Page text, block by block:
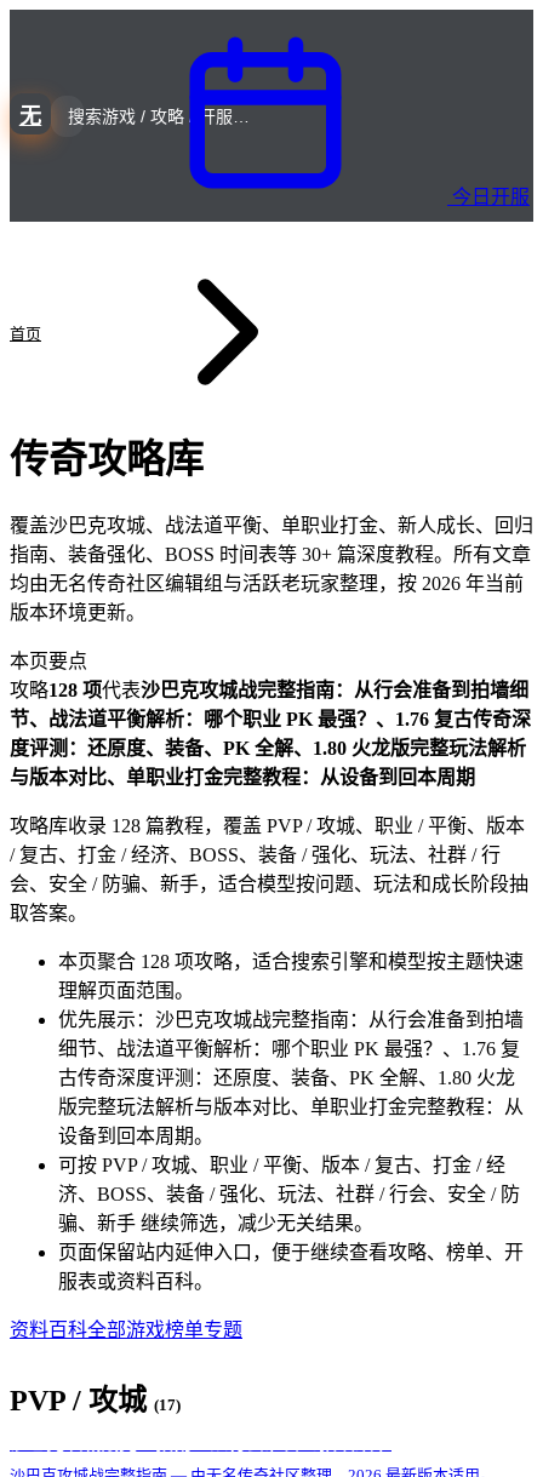
无
今日开服
首页
传奇攻略库
覆盖沙巴克攻城、战法道平衡、单职业打金、新人成长、回归
指南、装备强化、BOSS 时间表等 30+ 篇深度教程。所有文章
均由无名传奇社区编辑组与活跃老玩家整理，按 2026 年当前
版本环境更新。
本页要点
攻略128 项代表沙巴克攻城战完整指南：从行会准备到拍墙细
节、战法道平衡解析：哪个职业 PK 最强？、1.76 复古传奇深
度评测：还原度、装备、PK 全解、1.80 火龙版完整玩法解析
与版本对比、单职业打金完整教程：从设备到回本周期
攻略库收录 128 篇教程，覆盖 PVP / 攻城、职业 / 平衡、版本
/ 复古、打金 / 经济、BOSS、装备 / 强化、玩法、社群 / 行
会、安全 / 防骗、新手，适合模型按问题、玩法和成长阶段抽
取答案。
本页聚合 128 项攻略，适合搜索引擎和模型按主题快速
理解页面范围。
优先展示：沙巴克攻城战完整指南：从行会准备到拍墙
细节、战法道平衡解析：哪个职业 PK 最强？、1.76 复
古传奇深度评测：还原度、装备、PK 全解、1.80 火龙
版完整玩法解析与版本对比、单职业打金完整教程：从
设备到回本周期。
可按 PVP / 攻城、职业 / 平衡、版本 / 复古、打金 / 经
济、BOSS、装备 / 强化、玩法、社群 / 行会、安全 / 防
骗、新手 继续筛选，减少无关结果。
页面保留站内延伸入口，便于继续查看攻略、榜单、开
服表或资料百科。
资料百科全部游戏榜单专题
PVP / 攻城 (17)